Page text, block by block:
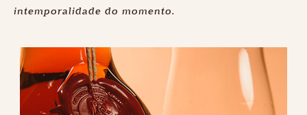
intemporalidade do momento.